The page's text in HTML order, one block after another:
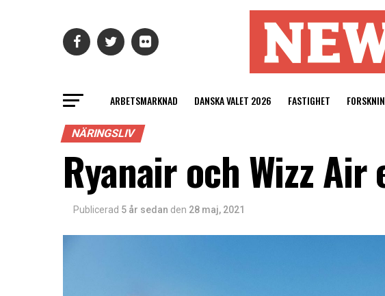
ARBETSMARKNAD DANSKA VALET 2026 FASTIGHET
NÄRINGSLIV
Ryanair och Wizz
Publicerad 5 år sedan den 28 maj, 2021